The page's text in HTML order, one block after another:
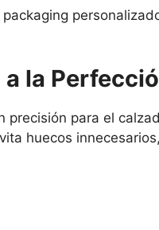
la
precisión para el
huecos